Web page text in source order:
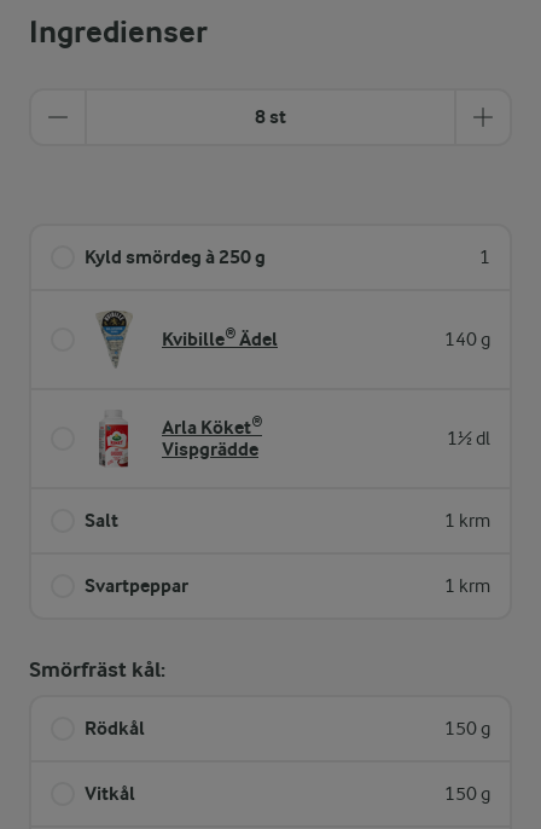
Ingredienser
8 st
Kyld smördeg à 250 g 1
Kvibille® Ädel 140 g
Arla Köket®
Vispgrädde
1½ dl
Salt 1 krm
Svartpeppar 1 krm
Smörfräst kål:
Rödkål 150 g
Vitkål 150 g